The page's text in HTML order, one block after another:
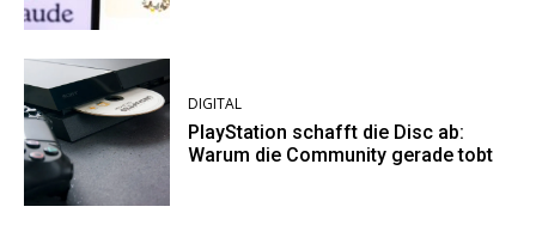
DIGITAL
PlayStation schafft die Disc ab:
Warum die Community gerade tobt